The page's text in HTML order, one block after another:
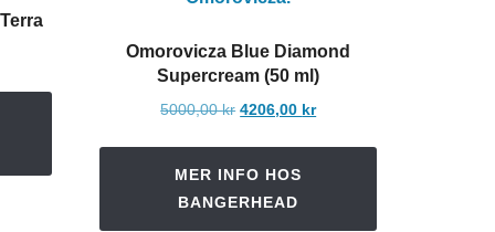
Omorovicza Blue Diamond
Supercream (50 ml)
5000,00kr Det
4206,00 krDet
MER INFO HOS
BANGERHEAD